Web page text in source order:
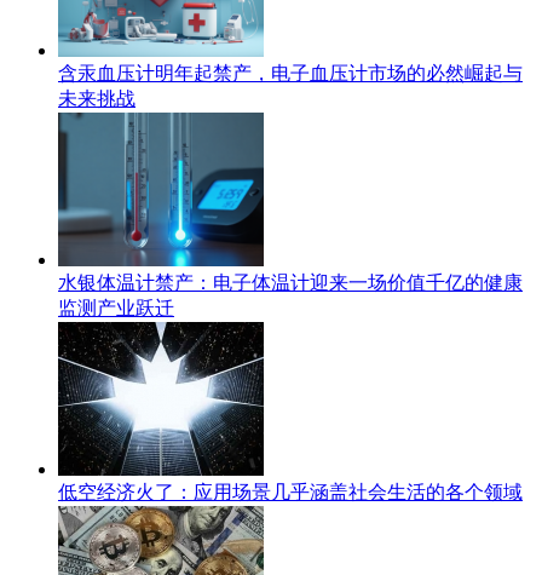
含汞血压计明年起禁产，电子血压计市场的必然崛起与
未来挑战
水银体温计禁产：电子体温计迎来一场价值千亿的健康
监测产业跃迁
低空经济火了：应用场景几乎涵盖社会生活的各个领域